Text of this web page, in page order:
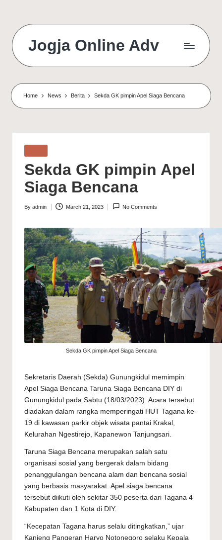
Jogja Online Adv
&
Digital
Home News Berita Sekda GK pimpin Apel Siaga Bencana
in
Sekda GK pimpin Apel
Siaga Bencana
Posted
By admin March 21, 2023 No Comments
Sekda GK pimpin Apel Siaga Bencana
Sekretaris Daerah (Sekda) Gunungkidul memimpin
Apel Siaga Bencana Taruna Siaga Bencana DIY di
Gunungkidul pada Sabtu (18/03/2023). Acara tersebut
diadakan dalam rangka memperingati HUT Tagana ke-
19 di kawasan parkir objek wisata pantai Krakal,
Kelurahan Ngestirejo, Kapanewon Tanjungsari.
Taruna Siaga Bencana merupakan salah satu
organisasi sosial yang bergerak dalam bidang
penanggulangan bencana alam dan bencana sosial
yang berbasis masyarakat. Apel siaga bencana
tersebut diikuti oleh sekitar 350 peserta dari Tagana 4
Kabupaten dan 1 Kota di DIY.
“Kecepatan Tagana harus selalu ditingkatkan,” ujar
Kanjeng Pangeran Haryo Notonegoro selaku Kepala